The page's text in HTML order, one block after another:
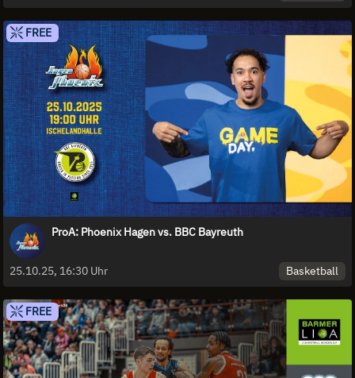
FREE
ProA: Phoenix Hagen vs. BBC Bayreuth
25.10.25, 16:30 Uhr Basketball
FREE